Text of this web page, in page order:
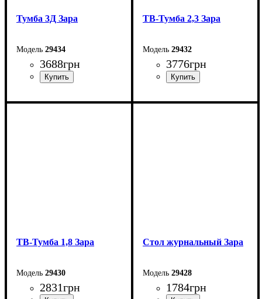
Тумба 3Д Зара
29434
3688грн
Ширина: 135 см
ТВ-Тумба 2,3 Зара
29432
3776грн
Ширина: 230 см
ТВ-Тумба 1,8 Зара
29430
2831грн
Стол журнальный Зара
29428
1784грн